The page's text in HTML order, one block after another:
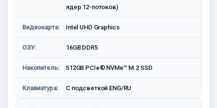
ядер 12-потоков)
Видеокарта: Intel UHD Graphics
ОЗУ: 16GB DDR5
Накопитель: 512GB PCIe® NVMe™ M.2 SSD
Клавиатура: С подсветкой ENG/RU